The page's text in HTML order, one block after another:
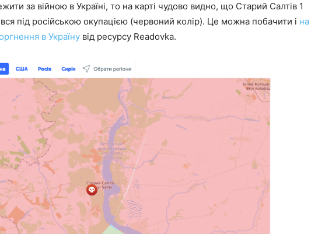
за війною в Україні, то на карті чудово видно, що Старий Салтів 1
під російською окупацією (червоний колір). Це можна побачити і на
в Україну від ресурсу Readovka.